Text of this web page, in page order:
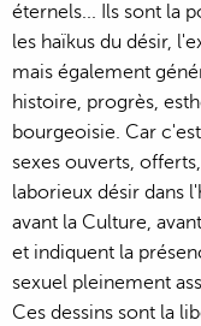
éternels... Ils sont la
les haïkus du désir,
mais également
histoire, progrès,
bourgeoisie. Car
sexes ouverts,
laborieux désir dans
avant la Culture,
et indiquent la
sexuel pleinement
Ces dessins sont la